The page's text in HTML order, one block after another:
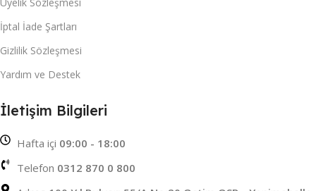
İptal İade Şartları
Gizlilik Sözleşmesi
Yardım ve Destek
İletişim Bilgileri
Hafta içi 09:00 - 18:00
Telefon 0312 870 0 800